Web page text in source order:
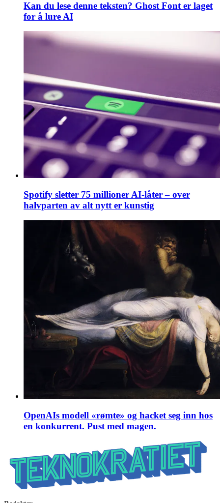
Kan du lese denne teksten? Ghost Font er laget
for å lure AI
Spotify sletter 75 millioner AI-låter – over
halvparten av alt nytt er kunstig
OpenAIs modell «rømte» og hacket seg inn hos
en konkurrent. Pust med magen.